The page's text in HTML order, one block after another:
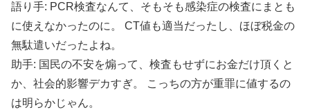
語り手: PCR検査なんて、そもそも感染症の検査にまとも
に使えなかったのに。 CT値も適当だったし、ほぼ税金の
無駄遣いだったよね。
助手: 国民の不安を煽って、検査もせずにお金だけ頂くと
か、社会的影響デカすぎ。 こっちの方が重罪に値するの
は明らかじゃん。